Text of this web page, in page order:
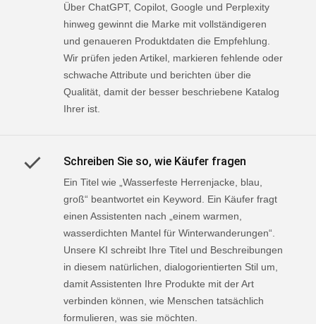
Über ChatGPT, Copilot, Google und Perplexity
hinweg gewinnt die Marke mit vollständigeren
und genaueren Produktdaten die Empfehlung.
Wir prüfen jeden Artikel, markieren fehlende oder
schwache Attribute und berichten über die
Qualität, damit der besser beschriebene Katalog
Ihrer ist.
Schreiben Sie so, wie Käufer fragen
Ein Titel wie „Wasserfeste Herrenjacke, blau,
groß“ beantwortet ein Keyword. Ein Käufer fragt
einen Assistenten nach „einem warmen,
wasserdichten Mantel für Winterwanderungen“.
Unsere KI schreibt Ihre Titel und Beschreibungen
in diesem natürlichen, dialogorientierten Stil um,
damit Assistenten Ihre Produkte mit der Art
verbinden können, wie Menschen tatsächlich
formulieren, was sie möchten.